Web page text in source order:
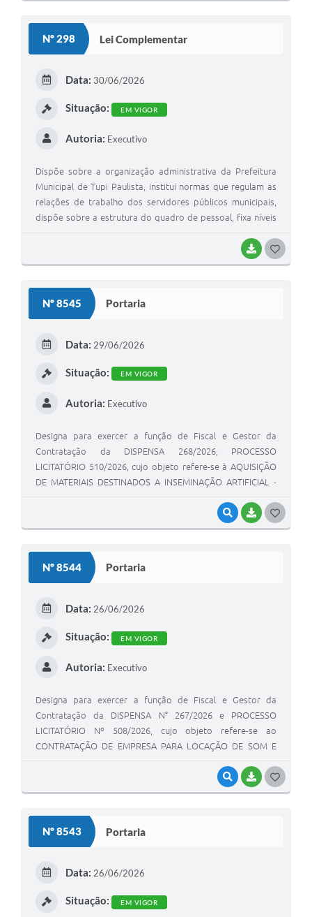
Nº 298 Lei Complementar
BAIXAR
Data: 30/06/2026
Situação: EM VIGOR
Autoria: Executivo
Dispõe sobre a organização administrativa da Prefeitura
Municipal de Tupi Paulista, institui normas que regulam as
relações de trabalho dos servidores públicos municipais,
dispõe sobre a estrutura do quadro de pessoal, fixa níveis
Nº 8545 Portaria
VISUALIZAR
BAIXAR
Data: 29/06/2026
Situação: EM VIGOR
Autoria: Executivo
Designa para exercer a função de Fiscal e Gestor da
Contratação da DISPENSA 268/2026, PROCESSO
LICITATÓRIO 510/2026, cujo objeto refere-se à AQUISIÇÃO
DE MATERIAIS DESTINADOS A INSEMINAÇÃO ARTIFICIAL -
Nº 8544 Portaria
VISUALIZAR
BAIXAR
Data: 26/06/2026
Situação: EM VIGOR
Autoria: Executivo
Designa para exercer a função de Fiscal e Gestor da
Contratação da DISPENSA N° 267/2026 e PROCESSO
LICITATÓRIO Nº 508/2026, cujo objeto refere-se ao
CONTRATAÇÃO DE EMPRESA PARA LOCAÇÃO DE SOM E
Nº 8543 Portaria
Data: 26/06/2026
Situação: EM VIGOR